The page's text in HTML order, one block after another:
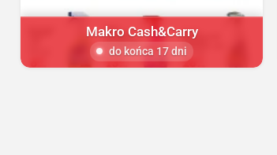
Makro Cash&Carry
do końca 17 dni